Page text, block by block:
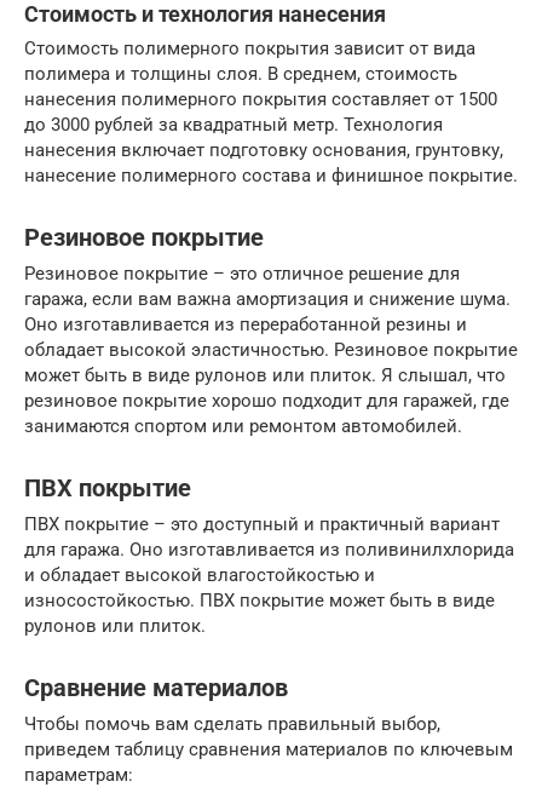
Стоимость и технология нанесения
Стоимость полимерного покрытия зависит от вида
полимера и толщины слоя. В среднем, стоимость
нанесения полимерного покрытия составляет от 1500
до 3000 рублей за квадратный метр. Технология
нанесения включает подготовку основания, грунтовку,
нанесение полимерного состава и финишное покрытие.
Резиновое покрытие
Резиновое покрытие – это отличное решение для
гаража, если вам важна амортизация и снижение шума.
Оно изготавливается из переработанной резины и
обладает высокой эластичностью. Резиновое покрытие
может быть в виде рулонов или плиток. Я слышал, что
резиновое покрытие хорошо подходит для гаражей, где
занимаются спортом или ремонтом автомобилей.
ПВХ покрытие
ПВХ покрытие – это доступный и практичный вариант
для гаража. Оно изготавливается из поливинилхлорида
и обладает высокой влагостойкостью и
износостойкостью. ПВХ покрытие может быть в виде
рулонов или плиток.
Сравнение материалов
Чтобы помочь вам сделать правильный выбор,
приведем таблицу сравнения материалов по ключевым
параметрам: